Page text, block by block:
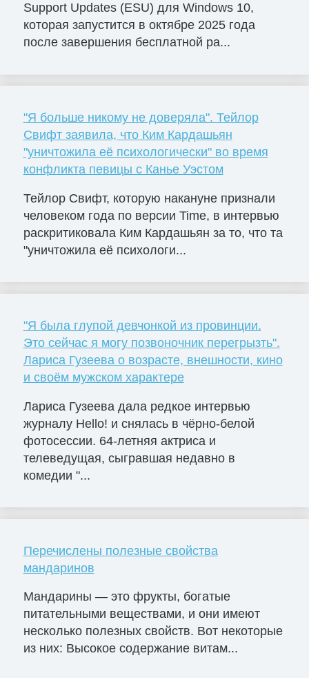
Support Updates (ESU) для Windows 10,
которая запустится в октябре 2025 года
после завершения бесплатной ра...
"Я больше никому не доверяла". Тейлор
Свифт заявила, что Ким Кардашьян
"уничтожила её психологически" во время
конфликта певицы с Канье Уэстом
Тейлор Свифт, которую накануне признали
человеком года по версии Time, в интервью
раскритиковала Ким Кардашьян за то, что та
"уничтожила её психологи...
"Я была глупой девчонкой из провинции.
Это сейчас я могу позвоночник перегрызть".
Лариса Гузеева о возрасте, внешности, кино
и своём мужском характере
Лариса Гузеева дала редкое интервью
журналу Hello! и снялась в чёрно-белой
фотосессии. 64-летняя актриса и
телеведущая, сыгравшая недавно в
комедии "...
Перечислены полезные свойства
мандаринов
Мандарины — это фрукты, богатые
питательными веществами, и они имеют
несколько полезных свойств. Вот некоторые
из них: Высокое содержание витам...